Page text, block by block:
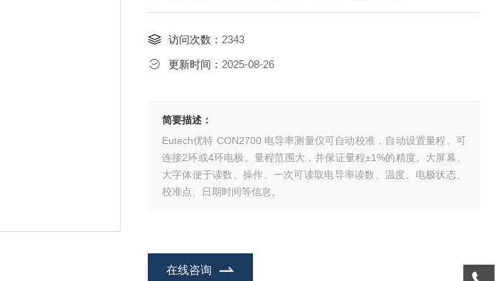
访问次数： 2343
更新时间： 2025-08-26
简要描述：
Eutech优特 CON2700 电导率测量仪可自动校准，自动设置量程。可
连接2环或4环电极。量程范围大，并保证量程±1%的精度。大屏幕、
大字体便于读数、操作。一次可读取电导率读数、温度、电极状态、
校准点、日期时间等信息。
在线咨询